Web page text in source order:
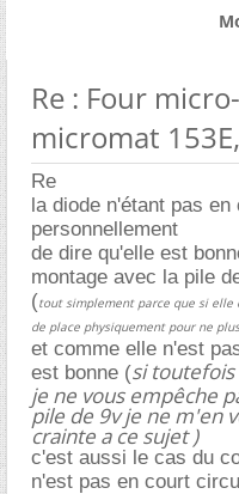
Re : Four
micromat
Re
la diode n'étant pas
personnellement
de dire qu'elle est
montage avec la pile
(tout simplement parce que si
de place physiquement pour ne
et comme elle n'est
est bonne (si
je ne vous empêche
pile de 9v je ne m'en
crainte a ce sujet )
c'est aussi le cas du
n'est pas en court